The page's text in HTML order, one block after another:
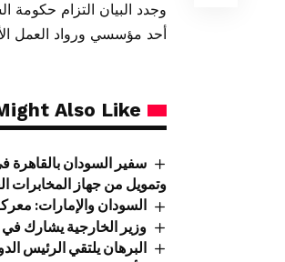
وجدد البيان التزام حكومة
أحد مؤسسي ورواد العمل
Also Like
سفير السودان بالقاهرة
وتمويل من جهاز المخابرات
السودان والإمارات:
وزير الخارجية يشارك
البرهان يلتقي الرئيس